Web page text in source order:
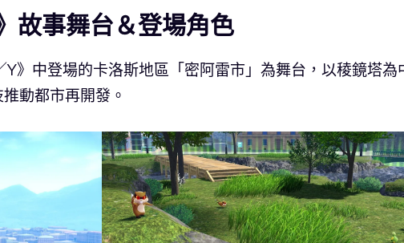
故事舞台＆登場角色
》中登場的卡洛斯地區「密阿雷市」為舞台，以稜鏡塔為
動都市再開發。